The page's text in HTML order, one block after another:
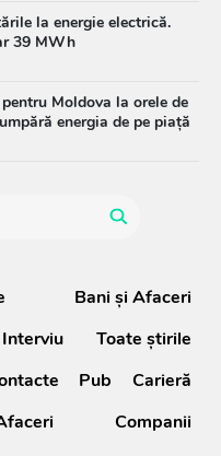
la energie electrică.
39 MWh
Moldova la orele de
energia de pe piață
Bani și Afaceri
Interviu
Toate știrile
Pub
Carieră
Companii